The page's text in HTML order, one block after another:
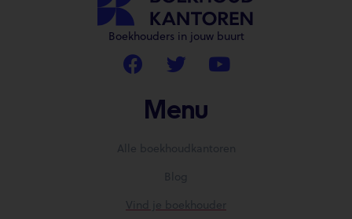
Boekhouders in jouw buurt
Menu
Alle boekhoudkantoren
Blog
Vind je boekhouder